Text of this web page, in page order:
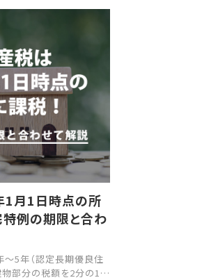
1月1日時点の所
例の期限と合わ
～5年（認定長期優良住
物部分の税額を2分の1に